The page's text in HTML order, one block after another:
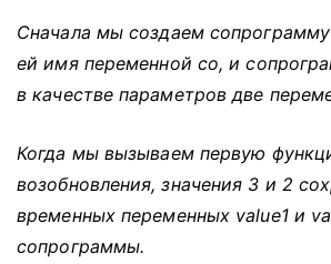
Сначала мы создаем
ей имя переменной co, и
в качестве параметров две
Когда мы вызываем первую
возобновления, значения 3 и 2
временных переменных value1 и
сопрограммы.